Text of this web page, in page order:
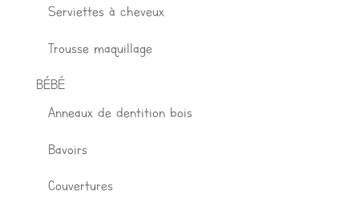
Serviettes à cheveux
Trousse maquillage
BÉBÉ
Anneaux de dentition bois
Bavoirs
Couvertures